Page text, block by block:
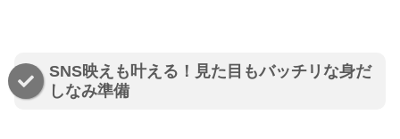
SNS映えも叶える！見た目もバッチリな身だ
しなみ準備